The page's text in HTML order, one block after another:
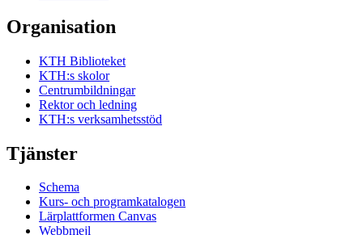
Organisation
KTH Biblioteket
KTH:s skolor
Centrumbildningar
Rektor och ledning
KTH:s verksamhetsstöd
Tjänster
Schema
Kurs- och programkatalogen
Lärplattformen Canvas
Webbmejl